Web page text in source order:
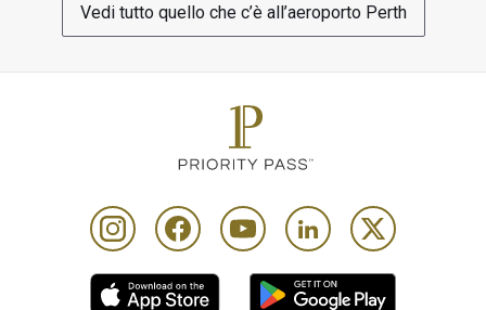
Vedi tutto quello che c’è all’aeroporto Perth